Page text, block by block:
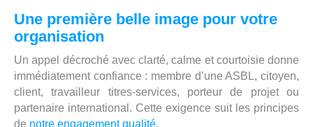
Une première belle image pour votre
organisation
Un appel décroché avec clarté, calme et courtoisie donne
immédiatement confiance : membre d’une ASBL, citoyen,
client, travailleur titres-services, porteur de projet ou
partenaire international. Cette exigence suit les principes
de notre engagement qualité.